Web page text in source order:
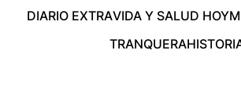
DIARIO EXTRAVIDA Y SALUD HOY
TRANQUERA